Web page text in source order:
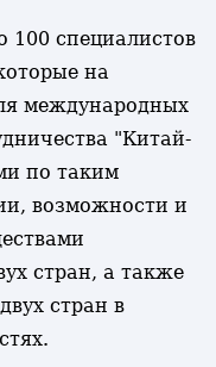
100 специалистов
на
международных
"Китай-
по таким
возможности и
стран, а также
стран в